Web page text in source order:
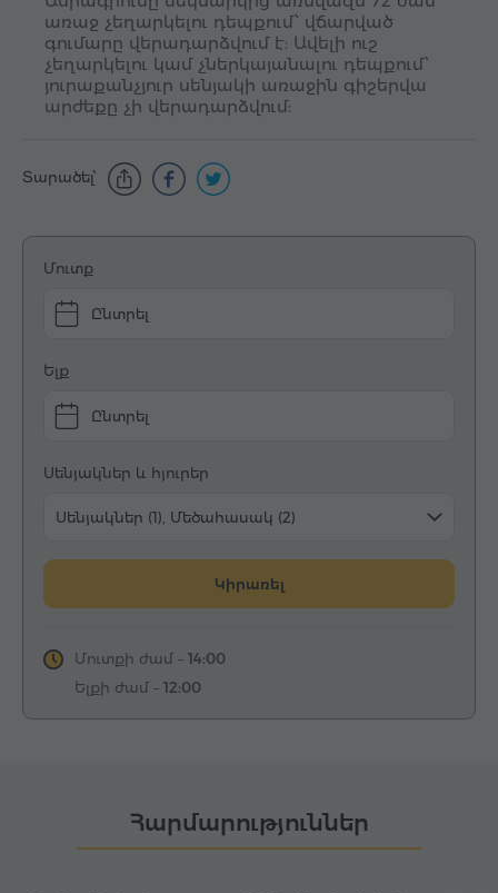
առաջ չեղարկելու դեպքում՝ վճարված
գումարը վերադարձվում է: Ավելի ուշ
չեղարկելու կամ չներկայանալու դեպքում՝
յուրաքանչյուր սենյակի առաջին գիշերվա
արժեքը չի վերադարձվում:
Տարածել՝
Մուտք
Ընտրել
Ելք
Ընտրել
Սենյակներ և հյուրեր
Սենյակներ (1), Մեծահասակ (2)
Կիրառել
Մուտքի ժամ – 14:00
Ելքի ժամ – 12:00
Հարմարություններ